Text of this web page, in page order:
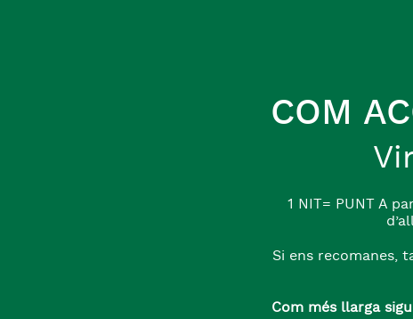
COM
1 NIT= PUNT A
Si ens recomanes,
Com més llarga